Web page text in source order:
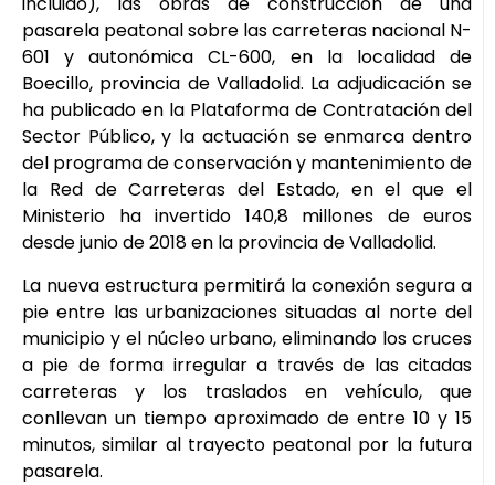
pasarela peatonal sobre las carreteras nacional N-
601 y autonómica CL-600, en la localidad de
Boecillo, provincia de Valladolid. La adjudicación se
ha publicado en la Plataforma de Contratación del
Sector Público, y la actuación se enmarca dentro
del programa de conservación y mantenimiento de
la Red de Carreteras del Estado, en el que el
Ministerio ha invertido 140,8 millones de euros
desde junio de 2018 en la provincia de Valladolid.
La nueva estructura permitirá la conexión segura a
pie entre las urbanizaciones situadas al norte del
municipio y el núcleo urbano, eliminando los cruces
a pie de forma irregular a través de las citadas
carreteras y los traslados en vehículo, que
conllevan un tiempo aproximado de entre 10 y 15
minutos, similar al trayecto peatonal por la futura
pasarela.